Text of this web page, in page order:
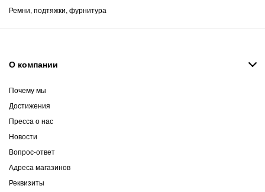
Ремни, подтяжки, фурнитура
О компании
Почему мы
Достижения
Пресса о нас
Новости
Вопрос-ответ
Адреса магазинов
Реквизиты